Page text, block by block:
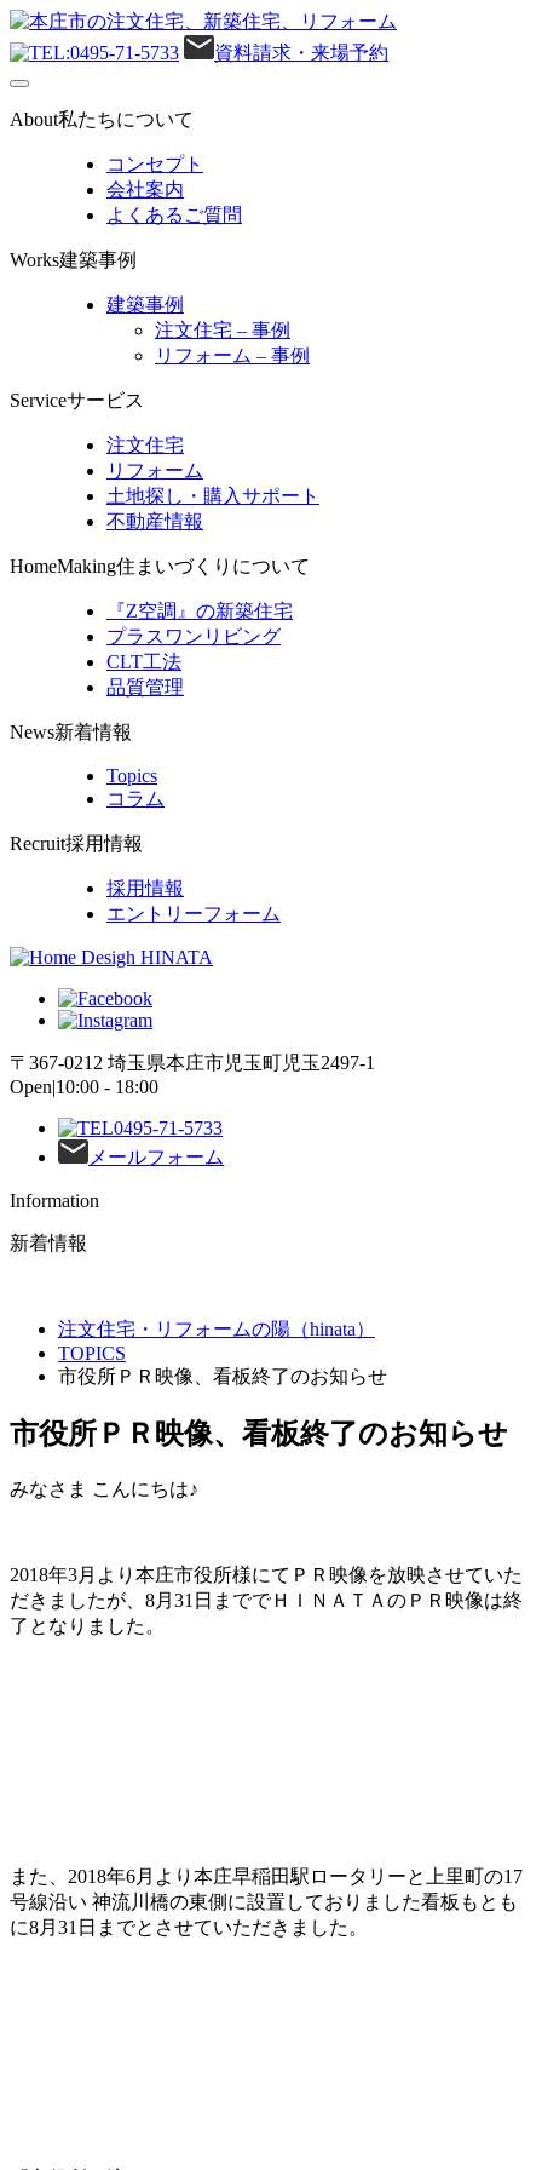
0495-71-5733 資料請求・来場予約
About私たちについて
コンセプト
会社案内
よくあるご質問
Works建築事例
建築事例
注文住宅 – 事例
リフォーム – 事例
Serviceサービス
注文住宅
リフォーム
土地探し・購入サポート
不動産情報
HomeMaking住まいづくりについて
『Z空調』の新築住宅
プラスワンリビング
CLT工法
品質管理
News新着情報
Topics
コラム
Recruit採用情報
採用情報
エントリーフォーム
〒367-0212 埼玉県本庄市児玉町児玉2497-1
Open|10:00 - 18:00
0495-71-5733
メールフォーム
Information
新着情報
注文住宅・リフォームの陽（hinata）
TOPICS
市役所ＰＲ映像、看板終了のお知らせ
市役所ＰＲ映像、看板終了のお知らせ
みなさま こんにちは♪
2018年3月より本庄市役所様にてＰＲ映像を放映させていた
だきましたが、8月31日まででＨＩＮＡＴＡのＰＲ映像は終
了となりました。
また、2018年6月より本庄早稲田駅ロータリーと上里町の17
号線沿い 神流川橋の東側に設置しておりました看板もとも
に8月31日までとさせていただきました。